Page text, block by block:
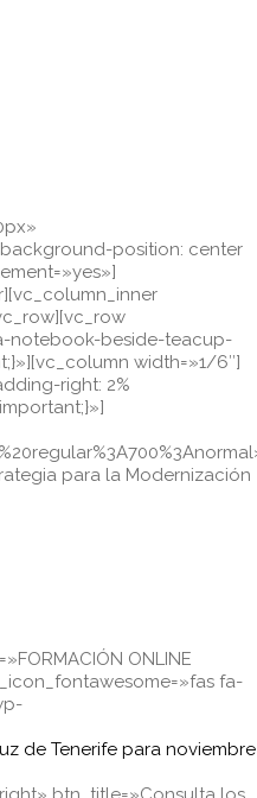
position: center
notebook-beside-teacup-
width=»1/6″]
right: 2%
para la Modernización
ONLINE
fa-
de Tenerife para noviembre